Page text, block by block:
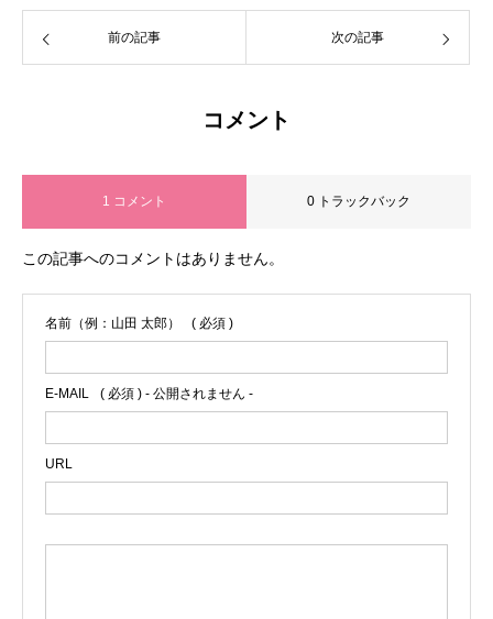
前の記事 次の記事
コメント
1 コメント 0 トラックバック
この記事へのコメントはありません。
名前（例：山田 太郎） ( 必須 )
E-MAIL ( 必須 ) - 公開されません -
URL